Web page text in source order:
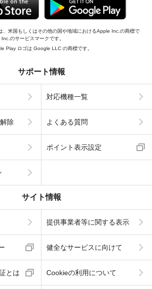
米国もしくはその他の国や地域におけるApple Inc.の商標で
のサービスマークです。
Play ロゴは Google LLC の商標です。
サポート情報
対応機種一覧
除 よくある質問
ポイント表示設定
サイト情報
提供事業者等に関する表示
健全なサービスに向けて
とは Cookieの利用について